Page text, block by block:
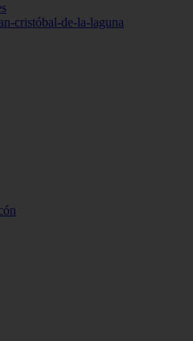
cristóbal-de-la-laguna